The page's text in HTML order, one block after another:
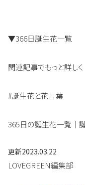
▼366日誕生花一覧
関連記事でもっと詳しく
#誕生花と花言葉
365日の誕生花一覧｜
更新2023.03.22
LOVEGREEN編集部